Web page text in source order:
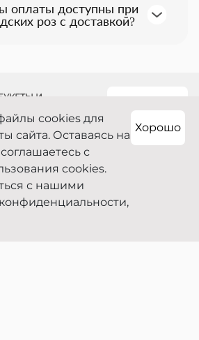
0
чтобы
оплаты доступны при
роз с доставкой?
И
Сатпаева 7А/1
cookies для
сайта. Оставаясь на
с
cookies.
с нашими
Хорошо